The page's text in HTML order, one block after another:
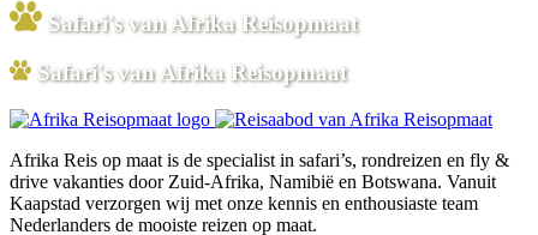
Safari's van Afrika Reisopmaat
Safari's van Afrika Reisopmaat
Afrika Reis op maat is de specialist in safari’s, rondreizen en fly &
drive vakanties door Zuid-Afrika, Namibië en Botswana. Vanuit
Kaapstad verzorgen wij met onze kennis en enthousiaste team
Nederlanders de mooiste reizen op maat.